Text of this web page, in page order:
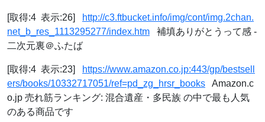
[取得:4 表示:26]
http://c3.ftbucket.info/img/cont/img.2chan.
net_b_res_1113295277/index.htm 補填ありがとうって感 -
二次元裏＠ふたば
[取得:4 表示:23]
https://www.amazon.co.jp:443/gp/bestsell
ers/books/10332717051/ref=pd_zg_hrsr_books Amazon.c
o.jp 売れ筋ランキング: 混合遺産・多民族 の中で最も人気
のある商品です